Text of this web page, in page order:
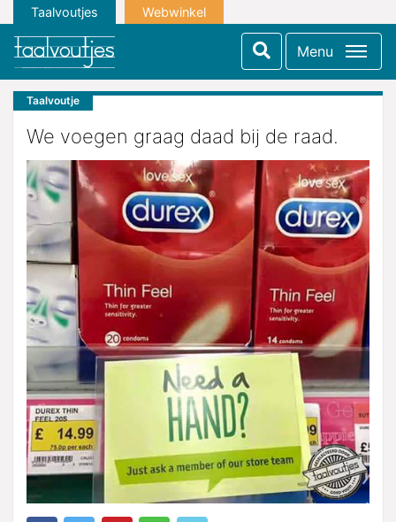
Taalvoutjes Webwinkel
Menu
Taalvoutje
We voegen graag daad bij de raad.